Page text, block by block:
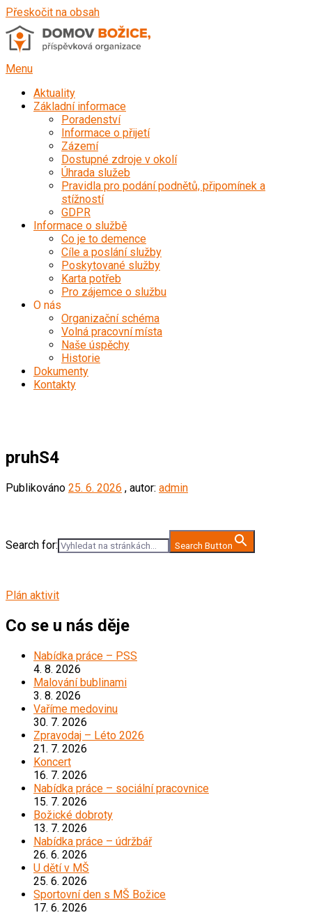
Přeskočit na obsah
Menu
Aktuality
Základní informace
Poradenství
Informace o přijetí
Zázemí
Dostupné zdroje v okolí
Úhrada služeb
Pravidla pro podání podnětů, připomínek a
stížností
GDPR
Informace o službě
Co je to demence
Cíle a poslání služby
Poskytované služby
Karta potřeb
Pro zájemce o službu
O nás
Organizační schéma
Volná pracovní místa
Naše úspěchy
Historie
Dokumenty
Kontakty
pruhS4
Publikováno 25. 6. 2026 , autor: admin
Search for: Search Button
Plán aktivit
Co se u nás děje
Nabídka práce – PSS
4. 8. 2026
Malování bublinami
3. 8. 2026
Vaříme medovinu
30. 7. 2026
Zpravodaj – Léto 2026
21. 7. 2026
Koncert
16. 7. 2026
Nabídka práce – sociální pracovnice
15. 7. 2026
Božické dobroty
13. 7. 2026
Nabídka práce – údržbář
26. 6. 2026
U dětí v MŠ
25. 6. 2026
Sportovní den s MŠ Božice
17. 6. 2026